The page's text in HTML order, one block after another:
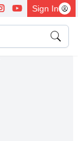
Sign In